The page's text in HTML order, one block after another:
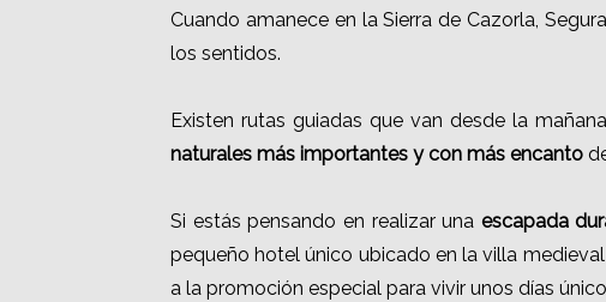
Cuando amanece en la Sierra de Cazorla,
los sentidos.
Existen rutas guiadas que van desde la
naturales más importantes y con más encanto
Si estás pensando en realizar una escapada
pequeño hotel único ubicado en la villa
a la promoción especial para vivir unos días